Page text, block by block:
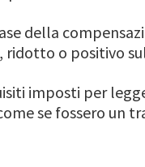
della
o positivo
imposti per
se fossero un